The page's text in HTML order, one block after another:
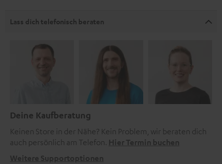
Lass dich telefonisch beraten
Deine Kaufberatung
Keinen Store in der Nähe? Kein Problem, wir beraten dich
auch persönlich am Telefon. Hier Termin buchen
Weitere Supportoptionen